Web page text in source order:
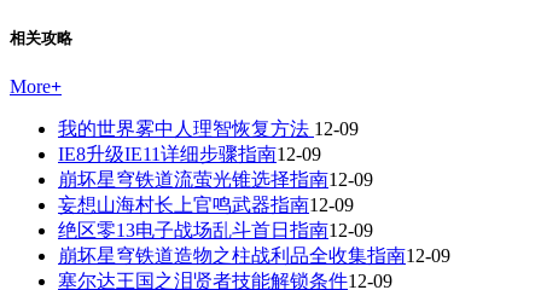
相关攻略
More+
我的世界雾中人理智恢复方法 12-09
IE8升级IE11详细步骤指南12-09
崩坏星穹铁道流萤光锥选择指南12-09
妄想山海村长上官鸣武器指南12-09
绝区零13电子战场乱斗首日指南12-09
崩坏星穹铁道造物之柱战利品全收集指南12-09
塞尔达王国之泪贤者技能解锁条件12-09